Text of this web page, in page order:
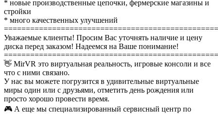
* новые производственные цепочки, фермерские магазины и
стройки
* много качественных улучшений
Уважаемые клиенты! Просим Вас уточнять наличие и цену
диска перед заказом! Надеемся на Ваше понимание!
👋 MirVR это виртуальная реальность, игровые консоли и все
что с ними связано.
У нас вы можете погрузится в удивительные виртуальные
миры один или с друзьями, отметить день рождения или
просто хорошо провести время.
🎮 А еще мы специализированный сервисный центр по